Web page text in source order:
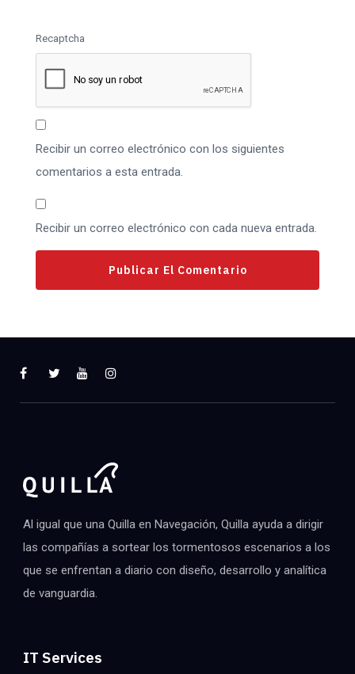
Recaptcha
Recibir un correo electrónico con los siguientes
comentarios a esta entrada.
Recibir un correo electrónico con cada nueva entrada.
Al igual que una Quilla en Navegación, Quilla ayuda a dirigir
las compañías a sortear los tormentosos escenarios a los
que se enfrentan a diario con diseño, desarrollo y analítica
de vanguardia.
IT Services